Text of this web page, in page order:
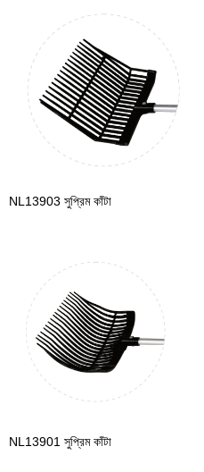
NL13903 সুপ্রিম কাঁটা
NL13901 সুপ্রিম কাঁটা